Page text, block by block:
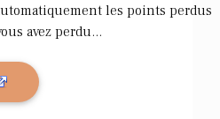
les points perdus
avez perdu...